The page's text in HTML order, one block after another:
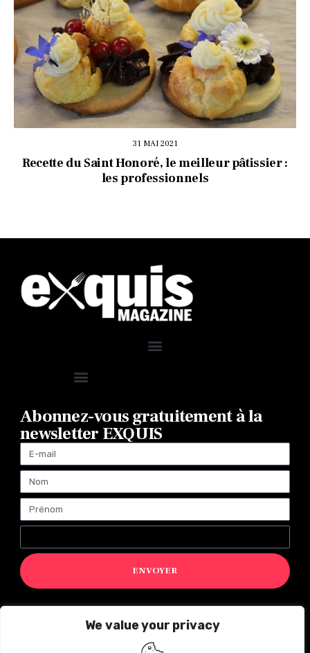
We value your privacy
31 MAI 2021
Recette du Saint Honoré, le meilleur pâtissier :
les professionnels
Abonnez-vous gratuitement à la
newsletter EXQUIS
ENVOYER